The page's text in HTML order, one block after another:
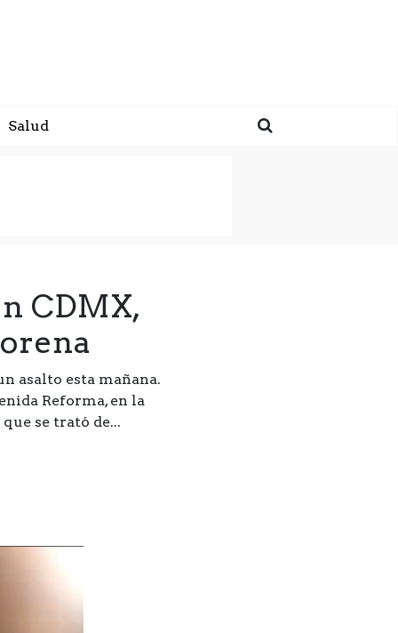
Salud
CDMX,
asalto esta mañana.
Reforma, en la
se trató de...